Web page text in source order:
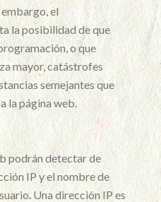
embargo, el
la posibilidad de que
o que
mayor, catástrofes
semejantes que
la página web.
podrán detectar de
IP y el nombre de
Una dirección IP es